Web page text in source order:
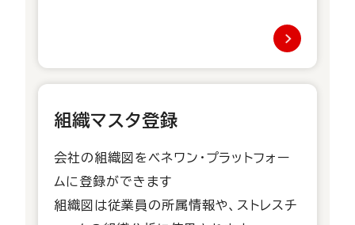
組織マスタ登録
会社の組織図をベネワン・プラットフォー
ムに登録ができます
組織図は従業員の所属情報や、ストレスチ